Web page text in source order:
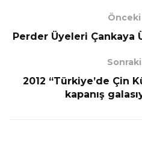
Önceki
Perder Üyeleri Çankaya
Sonraki
2012 “Türkiye’de Çin
kapanış